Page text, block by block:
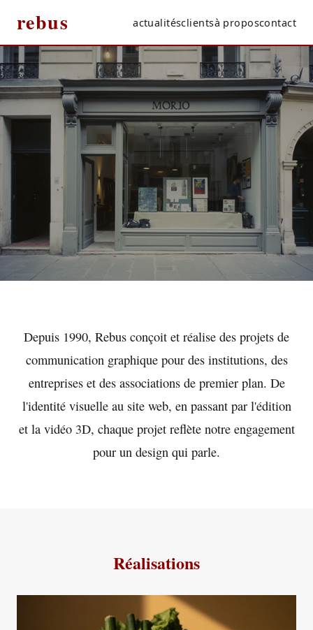
rebus actualitésclientsà proposcontact
rebus
Communication graphique depuis 1990.
De l'identité visuelle à la vidéo 3D, un design de
qualité qui communique les valeurs fondamentales
de vos clients.
Découvrir nos réalisations
Depuis 1990, Rebus conçoit et réalise des projets de
communication graphique pour des institutions, des
entreprises et des associations de premier plan. De
l'identité visuelle au site web, en passant par l'édition
et la vidéo 3D, chaque projet reflète notre engagement
pour un design qui parle.
Réalisations